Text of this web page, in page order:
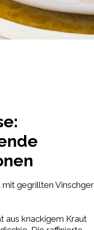
gegrillten Vinschger
aus knackigem Kraut